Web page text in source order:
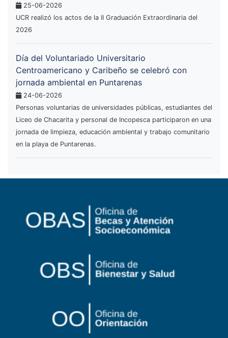
25-06-2026
UCR realizó los actos de la II Graduación Extraordinaria del
2026
Día del Voluntariado Universitario
Centroamericano y Caribeño se celebró con
jornada ambiental en Puntarenas
24-06-2026
Personas voluntarias de universidades públicas, estudiantes del
Liceo de Chacarita y personal de Incopesca participaron en una
jornada de limpieza, educación ambiental y trabajo comunitario
en la playa de Puntarenas.